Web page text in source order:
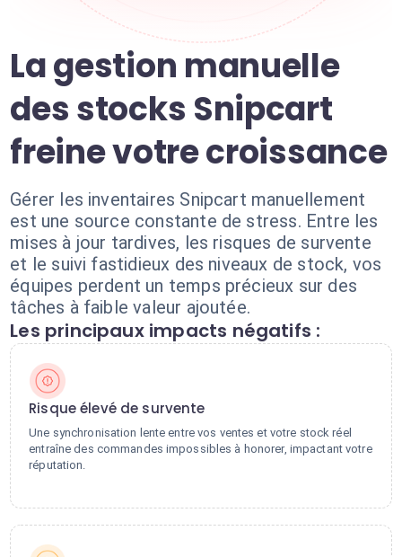
La gestion manuelle
des stocks Snipcart
freine votre croissance
Gérer les inventaires Snipcart manuellement
est une source constante de stress. Entre les
mises à jour tardives, les risques de survente
et le suivi fastidieux des niveaux de stock, vos
équipes perdent un temps précieux sur des
tâches à faible valeur ajoutée.
Les principaux impacts négatifs :
Risque élevé de survente
Une synchronisation lente entre vos ventes et votre stock réel
entraîne des commandes impossibles à honorer, impactant votre
réputation.